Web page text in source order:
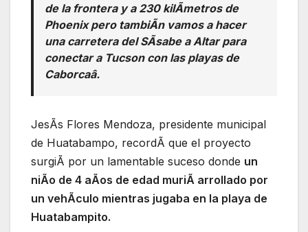
de la frontera y a 230 kilÃmetros de
Phoenix pero tambiÃn vamos a hacer
una carretera del SÃsabe a Altar para
conectar a Tucson con las playas de
Caborcaâ.
JesÃs Flores Mendoza, presidente municipal
de Huatabampo, recordÃ que el proyecto
surgiÃ por un lamentable suceso donde un
niÃo de 4 aÃos de edad muriÃ arrollado por
un vehÃculo mientras jugaba en la playa de
Huatabampito.